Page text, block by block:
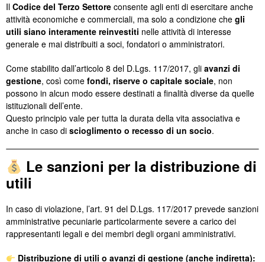
Il Codice del Terzo Settore consente agli enti di esercitare anche
attività economiche e commerciali, ma solo a condizione che gli
utili siano interamente reinvestiti nelle attività di interesse
generale e mai distribuiti a soci, fondatori o amministratori.
Come stabilito dall’articolo 8 del D.Lgs. 117/2017, gli avanzi di
gestione, così come fondi, riserve o capitale sociale, non
possono in alcun modo essere destinati a finalità diverse da quelle
istituzionali dell’ente.
Questo principio vale per tutta la durata della vita associativa e
anche in caso di scioglimento o recesso di un socio.
Le sanzioni per la distribuzione di
utili
In caso di violazione, l’art. 91 del D.Lgs. 117/2017 prevede sanzioni
amministrative pecuniarie particolarmente severe a carico dei
rappresentanti legali e dei membri degli organi amministrativi.
Distribuzione di utili o avanzi di gestione (anche indiretta):